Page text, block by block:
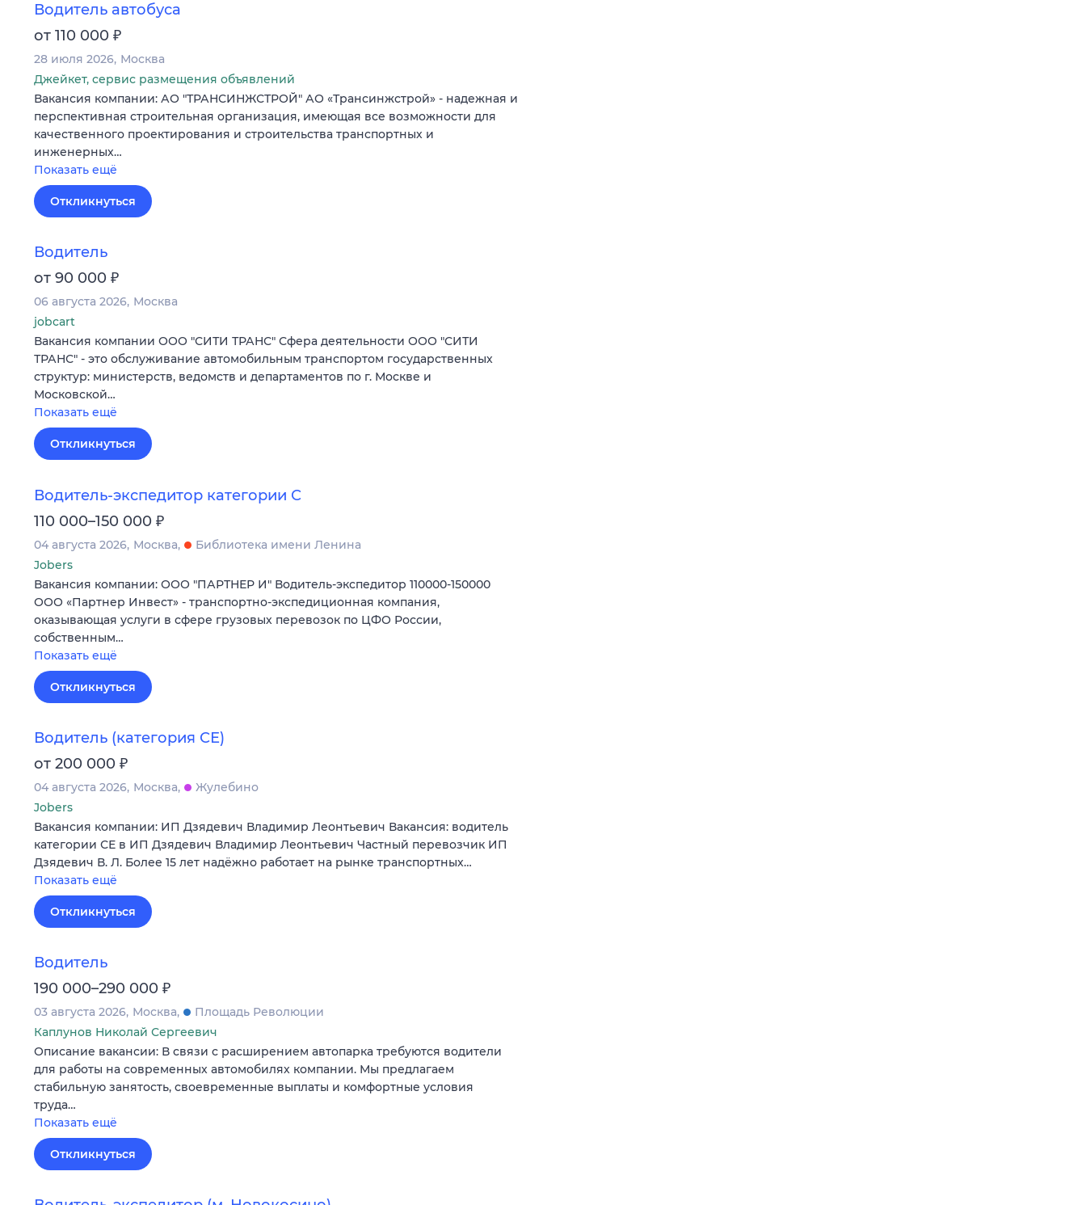
Водитель автобуса
от 110 000 ₽
28 июля 2026 Москва
Джейкет, сервис размещения объявлений
Вакансия компании: АО "ТРАНСИНЖСТРОЙ" АО «Трансинжстрой» - надежная и
перспективная строительная организация, имеющая все возможности для
качественного проектирования и строительства транспортных и
инженерных…
Показать ещё
Откликнуться
Водитель
от 90 000 ₽
06 августа 2026 Москва
jobcart
Вакансия компании ООО "СИТИ ТРАНС" Сфера деятельности ООО "СИТИ
ТРАНС" - это обслуживание автомобильным транспортом государственных
структур: министерств, ведомств и департаментов по г. Москве и
Московской…
Показать ещё
Откликнуться
Водитель-экспедитор категории С
110 000–150 000 ₽
04 августа 2026 Москва
Библиотека имени Ленина
Jobers
Вакансия компании: ООО "ПАРТНЕР И" Водитель-экспедитор 110000-150000
ООО «Партнер Инвест» - транспортно-экспедиционная компания,
оказывающая услуги в сфере грузовых перевозок по ЦФО России,
собственным…
Показать ещё
Откликнуться
Водитель (категория СЕ)
от 200 000 ₽
04 августа 2026 Москва
Жулебино
Jobers
Вакансия компании: ИП Дзядевич Владимир Леонтьевич Вакансия: водитель
категории СЕ в ИП Дзядевич Владимир Леонтьевич Частный перевозчик ИП
Дзядевич В. Л. Более 15 лет надёжно работает на рынке транспортных…
Показать ещё
Откликнуться
Водитель
190 000–290 000 ₽
03 августа 2026 Москва
Площадь Революции
Каплунов Николай Сергеевич
Описание вакансии: В связи с расширением автопарка требуются водители
для работы на современных автомобилях компании. Мы предлагаем
стабильную занятость, своевременные выплаты и комфортные условия
труда…
Показать ещё
Откликнуться